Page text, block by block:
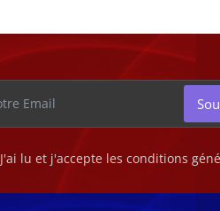
J'ai lu et j'accepte les conditions